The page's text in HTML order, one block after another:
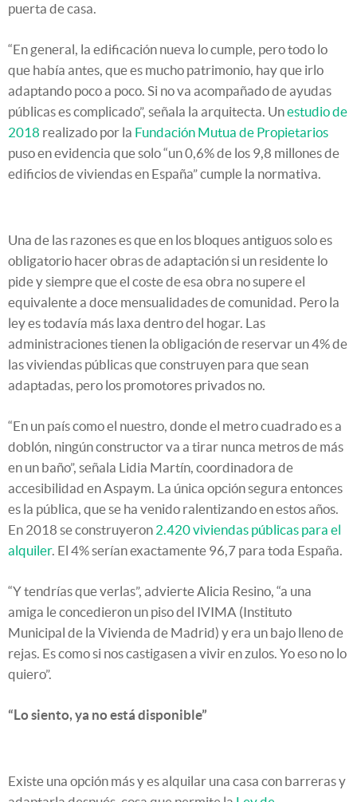
puerta de casa.
“En general, la edificación nueva lo cumple, pero todo lo
que había antes, que es mucho patrimonio, hay que irlo
adaptando poco a poco. Si no va acompañado de ayudas
públicas es complicado”, señala la arquitecta. Unestudio de
2018 realizado por la Fundación Mutua de Propietarios
puso en evidencia que solo “un 0,6% de los 9,8 millones de
edificios de viviendas en España” cumple la normativa.
Una de las razones es que en los bloques antiguos solo es
obligatorio hacer obras de adaptación si un residente lo
pide y siempre que el coste de esa obra no supere el
equivalente a doce mensualidades de comunidad. Pero la
ley es todavía más laxa dentro del hogar. Las
administraciones tienen la obligación de reservar un 4% de
las viviendas públicas que construyen para que sean
adaptadas, pero los promotores privados no.
“En un país como el nuestro, donde el metro cuadrado es a
doblón, ningún constructor va a tirar nunca metros de más
en un baño”, señala Lidia Martín, coordinadora de
accesibilidad en Aspaym. La única opción segura entonces
es la pública, que se ha venido ralentizando en estos años.
En 2018 se construyeron 2.420 viviendas públicas para el
alquiler. El 4% serían exactamente 96,7 para toda España.
“Y tendrías que verlas”, advierte Alicia Resino, “a una
amiga le concedieron un piso del IVIMA (Instituto
Municipal de la Vivienda de Madrid) y era un bajo lleno de
rejas. Es como si nos castigasen a vivir en zulos. Yo eso no lo
quiero”.
“Lo siento, ya no está disponible”
Existe una opción más y es alquilar una casa con barreras y